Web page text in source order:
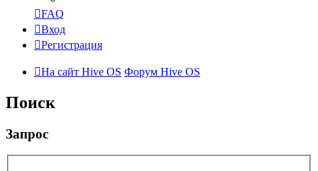
FAQ
Вход
Регистрация
На сайт Hive OS Форум Hive OS
Поиск
Запрос